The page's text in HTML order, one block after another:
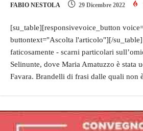
FABIO NESTOLA 29 Dicembre 2022
[su_table][responsivevoice_button
buttontext="Ascolta l'articolo"][/
faticosamente - scarni particolari
Selinunte, dove Maria Amatuzzo è stata
Favara. Brandelli di frasi dalle quali non